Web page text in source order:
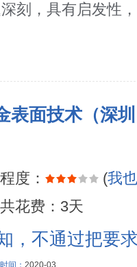
刻，具有启发性
表面技术（深
度：
(我
花费：3天
，不通过把要
间： 2020-03